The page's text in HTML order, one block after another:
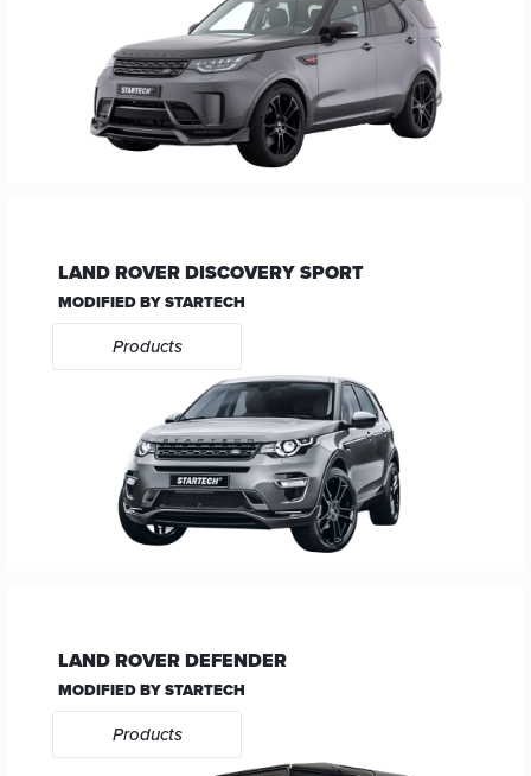
LAND ROVER DISCOVERY SPORT
MODIFIED BY STARTECH
Products
LAND ROVER DEFENDER
MODIFIED BY STARTECH
Products